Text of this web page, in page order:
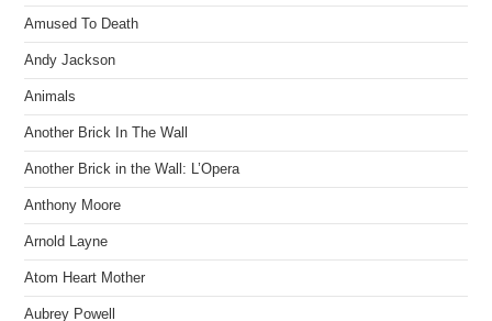
Amused To Death
Andy Jackson
Animals
Another Brick In The Wall
Another Brick in the Wall: L’Opera
Anthony Moore
Arnold Layne
Atom Heart Mother
Aubrey Powell